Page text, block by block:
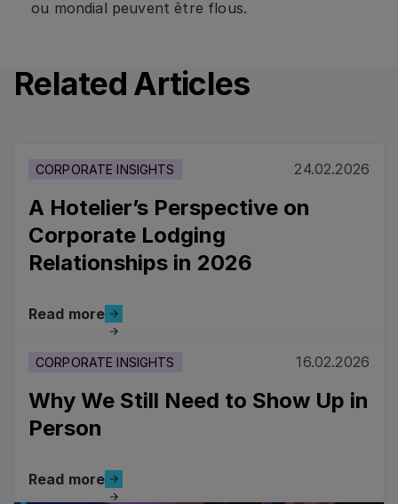
ou mondial peuvent être flous.
Related Articles
CORPORATE INSIGHTS 24.02.2026
A Hotelier’s Perspective on
Corporate Lodging
Relationships in 2026
Read more
Read more
CORPORATE INSIGHTS 16.02.2026
Why We Still Need to Show Up in
Person
Read more
Read more